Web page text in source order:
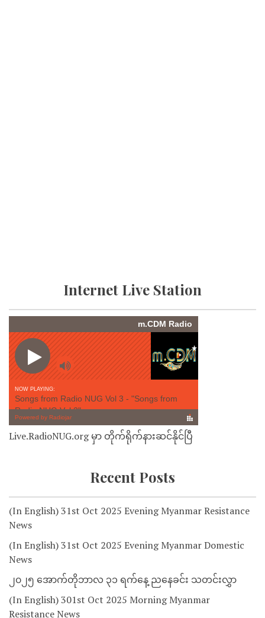
Internet Live Station
Live.RadioNUG.org မှာ တိုက်ရိုက်နားဆင်နိုင်ပြီ
Recent Posts
(In English) 31st Oct 2025 Evening Myanmar Resistance
News
(In English) 31st Oct 2025 Evening Myanmar Domestic
News
၂၀၂၅ အောက်တိုဘာလ ၃၁ ရက်နေ့ ညနေခင်း သတင်းလွှာ
(In English) 301st Oct 2025 Morning Myanmar
Resistance News